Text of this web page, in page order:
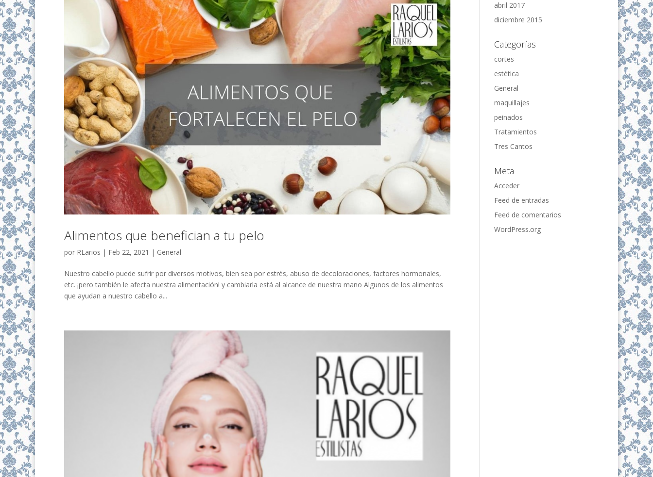
Alimentos que benefician a tu pelo
por RLarios | Feb 22, 2021 | General
Nuestro cabello puede sufrir por diversos motivos, bien sea por estrés, abuso de decoloraciones, factores hormonales,
etc. ¡pero también le afecta nuestra alimentación! y cambiarla está al alcance de nuestra mano Algunos de los alimentos
que ayudan a nuestro cabello a...
abril 2017
diciembre 2015
Categorías
cortes
estética
General
maquillajes
peinados
Tratamientos
Tres Cantos
Meta
Acceder
Feed de entradas
Feed de comentarios
WordPress.org